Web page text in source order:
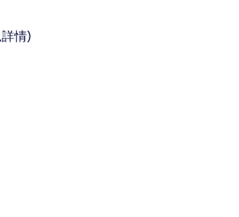
情)